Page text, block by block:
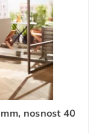
nosnost 40